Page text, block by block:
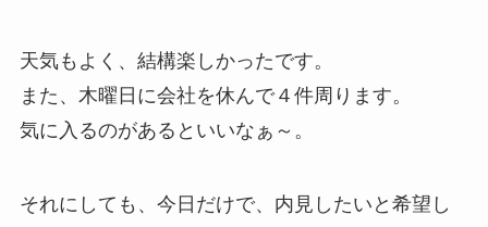
天気もよく、結構楽しかったです。
また、木曜日に会社を休んで４件周ります。
気に入るのがあるといいなぁ～。
それにしても、今日だけで、内見したいと希望し